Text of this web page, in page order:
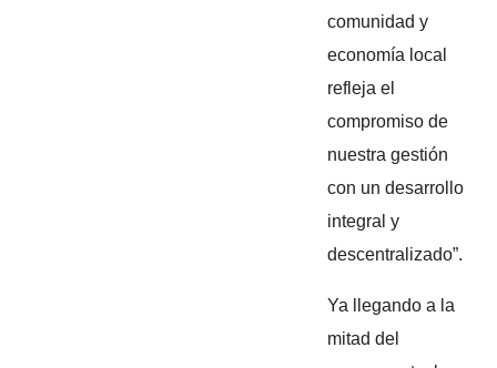
comunidad y
economía local
refleja el
compromiso de
nuestra gestión
con un desarrollo
integral y
descentralizado”.
Ya llegando a la
mitad del